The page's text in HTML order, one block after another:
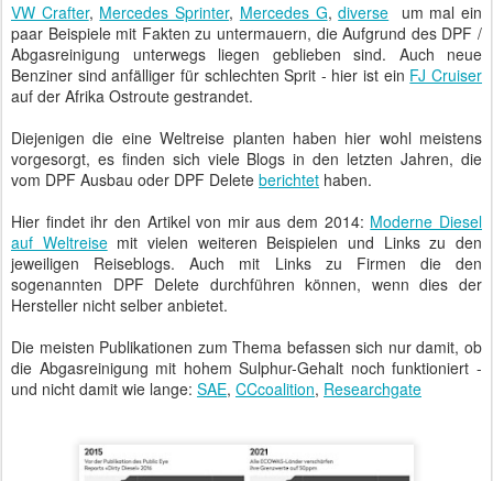
VW Crafter, Mercedes Sprinter, Mercedes G,diverse um mal ein
paar Beispiele mit Fakten zu untermauern, die Aufgrund des DPF /
Abgasreinigung unterwegs liegen geblieben sind. Auch neue
Benziner sind anfälliger für schlechten Sprit - hier ist ein FJ Cruiser
auf der Afrika Ostroute gestrandet.
Diejenigen die eine Weltreise planten haben hier wohl meistens
vorgesorgt, es finden sich viele Blogs in den letzten Jahren, die
vom DPF Ausbau oder DPF Delete berichtet haben.
Hier findet ihr den Artikel von mir aus dem 2014: Moderne Diesel
auf Weltreisemit vielen weiteren Beispielen und Links zu den
jeweiligen Reiseblogs. Auch mit Links zu Firmen die den
sogenannten DPF Delete durchführen können, wenn dies der
Hersteller nicht selber anbietet.
Die meisten Publikationen zum Thema befassen sich nur damit, ob
die Abgasreinigung mit hohem Sulphur-Gehalt noch funktioniert -
und nicht damit wie lange: SAE, CCcoalition, Researchgate